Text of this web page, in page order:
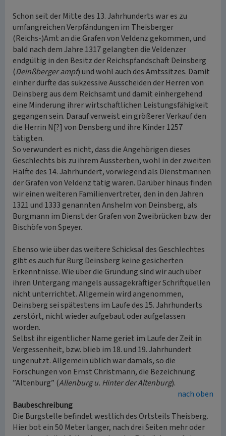
Schon seit der Mitte des 13. Jahrhunderts war es zu
umfangreichen Verpfändungen im Theisberger
(Reichs-)Amt an die Grafen von Veldenz gekommen, und
bald nach dem Jahre 1317 gelangten die Veldenzer
endgültig in den Besitz der Reichspfandschaft Deinsberg
(Deinßberger ampt) und wohl auch des Amtssitzes. Damit
einher dürfte das sukzessive Ausscheiden der Herren von
Deinsberg aus dem Reichsamt und damit einhergehend
eine Minderung ihrer wirtschaftlichen Leistungsfähigkeit
gegangen sein. Darauf verweist ein größerer Verkauf den
die Herrin N[?] von Densberg und ihre Kinder 1257
tätigten.
So verwundert es nicht, dass die Angehörigen dieses
Geschlechts bis zu ihrem Aussterben, wohl in der zweiten
Hälfte des 14. Jahrhundert, vorwiegend als Dienstmannen
der Grafen von Veldenz tätig waren. Darüber hinaus finden
wir einen weiteren Familienvertreter, den in den Jahren
1321 und 1333 genannten Anshelm von Deinsberg, als
Burgmann im Dienst der Grafen von Zweibrücken bzw. der
Bischöfe von Speyer.
Ebenso wie über das weitere Schicksal des Geschlechtes
gibt es auch für Burg Deinsberg keine gesicherten
Erkenntnisse. Wie über die Gründung sind wir auch über
ihren Untergang mangels aussagekräftiger Schriftquellen
nicht unterrichtet. Allgemein wird angenommen,
Deinsberg sei spätestens im Laufe des 15. Jahrhunderts
zerstört, nicht wieder aufgebaut oder aufgelassen
worden.
Selbst ihr eigentlicher Name geriet im Laufe der Zeit in
Vergessenheit, bzw. blieb im 18. und 19. Jahrhundert
ungenutzt. Allgemein üblich war damals, so die
Forschungen von Ernst Christmann, die Bezeichnung
”Altenburg” (Allenburg u. Hinter der Altenburg).
nach oben
Baubeschreibung
Die Burgstelle befindet westlich des Ortsteils Theisberg.
Hier bot ein 50 Meter langer, nach drei Seiten mehr oder